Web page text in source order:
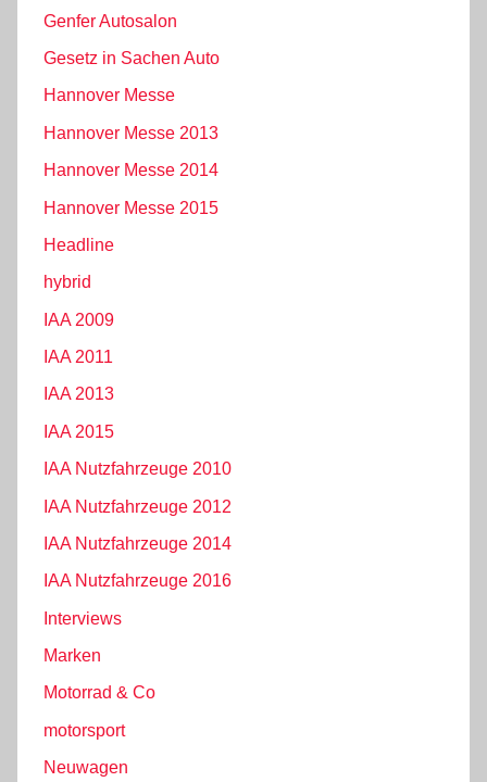
Genfer Autosalon
Gesetz in Sachen Auto
Hannover Messe
Hannover Messe 2013
Hannover Messe 2014
Hannover Messe 2015
Headline
hybrid
IAA 2009
IAA 2011
IAA 2013
IAA 2015
IAA Nutzfahrzeuge 2010
IAA Nutzfahrzeuge 2012
IAA Nutzfahrzeuge 2014
IAA Nutzfahrzeuge 2016
Interviews
Marken
Motorrad & Co
motorsport
Neuwagen